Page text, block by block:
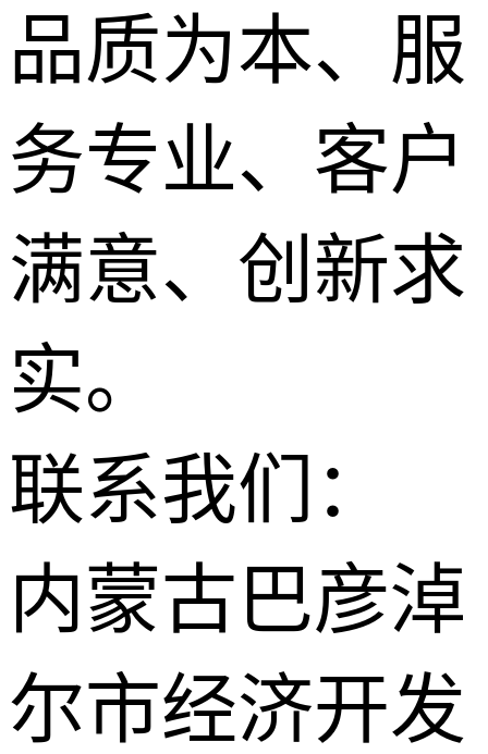
品质为本、服
务专业、客户
满意、创新求
实。
联系我们：
内蒙古巴彦淖
尔市经济开发